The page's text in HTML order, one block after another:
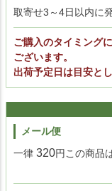
取寄せ3～4日以内に
ご購入のタイミング
ございます。
出荷予定日は目安と
メール便
一律 320円この商品